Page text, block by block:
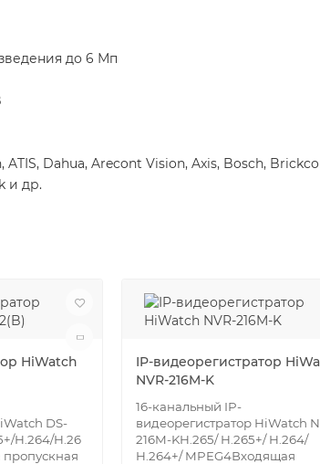
до 6 Мп
Dahua, Arecont Vision, Axis, Bosch,
и др.
HiWatch
DS-
H.264/H.26
IP-видеорегистратор
NVR-216M-K
16-канальный IP-
видеорегистратор HiWatch
216M-KH.265/ H.265+/ H.264/
H.264+/ MPEG4Входящая